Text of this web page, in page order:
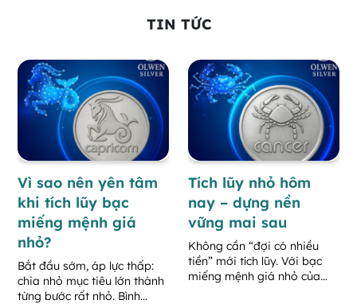
TIN TỨC
Vì sao nên yên tâm
khi tích lũy bạc
miếng mệnh giá
nhỏ?
Bắt đầu sớm, áp lực thấp:
chia nhỏ mục tiêu lớn thành
từng bước rất nhỏ. Bình
Tích lũy nhỏ hôm
nay – dựng nền
vững mai sau
Không cần “đợi có nhiều
tiền” mới tích lũy. Với bạc
miếng mệnh giá nhỏ của